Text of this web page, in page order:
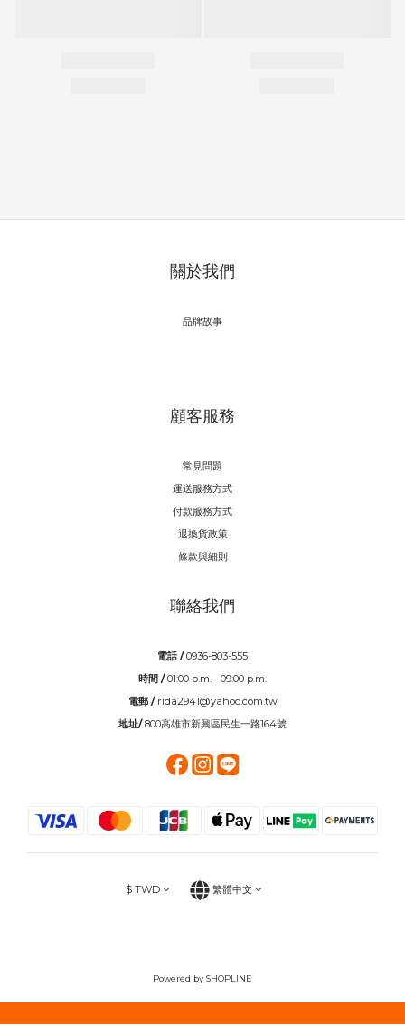
關於我們
品牌故事
顧客服務
常見問題
運送服務方式
付款服務方式
退換貨政策
條款與細則
聯絡我們
電話 /0936-803-555
時間 /01:00 p.m. - 09:00 p.m.
電郵 / rida2941@yahoo.com.tw
地址/800高雄市新興區民生一路164號
$ TWD 繁體中文
Powered by SHOPLINE